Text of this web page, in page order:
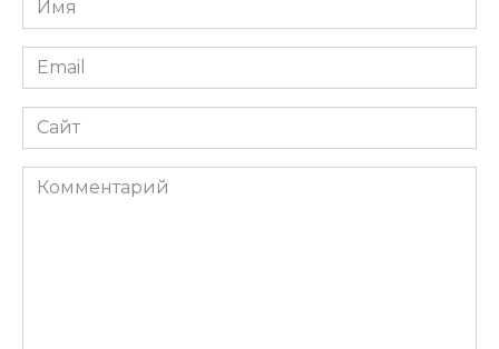
*
Email
*
Сайт
Комментарий